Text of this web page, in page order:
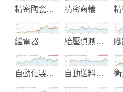
精密陶瓷零件製造 精密齒輪
繼電器 胎壓偵測系統
自動化製程設備 自動送料機及自動化送料設備